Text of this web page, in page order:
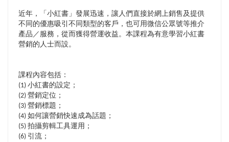
近年，「小紅書」發展迅速，讓人們直接於網上銷售及提供
不同的優惠吸引不同類型的客戶，也可用微信公眾號等推介
產品／服務，從而獲得營運收益。本課程為有意學習小紅書
營銷的人士而設。
課程內容包括：
(1) 小紅書的設定；
(2) 營銷定位；
(3) 營銷標題；
(4) 如何讓營銷快速成為話題；
(5) 拍攝剪輯工具運用；
(6) 引流；